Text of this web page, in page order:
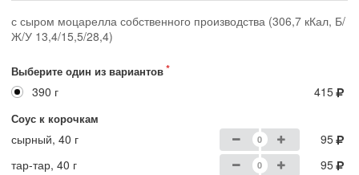
с сыром моцарелла собственного производства (306,7 кКал, Б/
Ж/У 13,4/15,5/28,4)
Выберите один из вариантов
390 г 415
Соус к корочкам
сырный, 40 г
95
тар-тар, 40 г
95